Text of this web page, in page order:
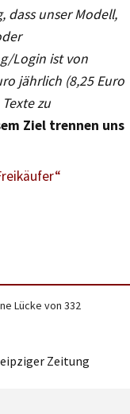
dass unser Modell,
Login ist von
jährlich (8,25 Euro
zu
Ziel trennen uns
Lücke von 332
Zeitung